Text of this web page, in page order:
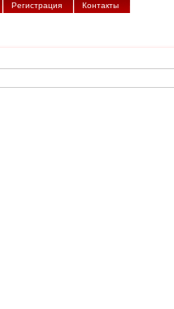
Регистрация Контакты